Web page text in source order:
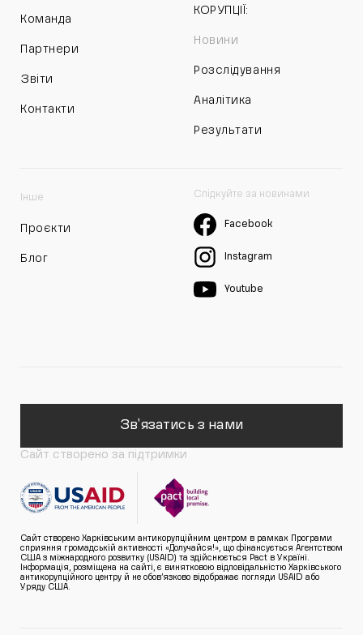
Команда
Партнери
Звіти
Контакти
КОРУПЦІЇ:
Новини
Розслідування
Аналітика
Результати
Інше
Проєкти
Блог
Слідкуйте за новинами
Facebook
Instagram
Youtube
Зв'язатись з нами
Сайт створено за підтримки
Сайт створено Харківським антикорупційним центром в рамках Програми
сприяння громадській активності «Долучайся!», що фінансується Агентством
США з міжнародного розвитку (USAID) та здійснюється Pact в Україні.
Інформація, розміщена на сайті, є винятковою відповідальністю Харківського
антикорупційного центру й не обов’язково відображає погляди USAID або
Уряду США.